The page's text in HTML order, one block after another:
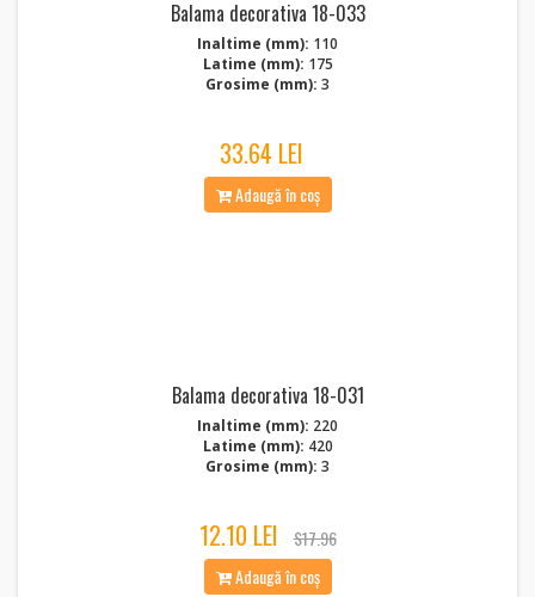
Balama decorativa 18-033
Inaltime (mm): 110
Latime (mm): 175
Grosime (mm): 3
33.64 LEI
Adaugă în coș
Balama decorativa 18-031
Inaltime (mm): 220
Latime (mm): 420
Grosime (mm): 3
12.10 LEI
$17.96
Adaugă în coș